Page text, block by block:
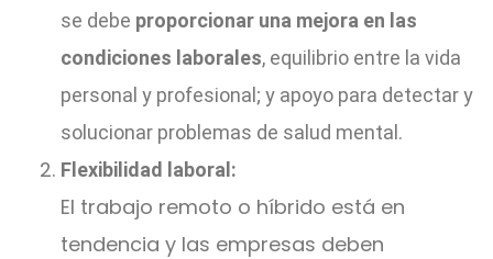
se debe proporcionar una mejora en las
condiciones laborales, equilibrio entre la vida
personal y profesional; y apoyo para detectar y
solucionar problemas de salud mental.
Flexibilidad laboral:
El trabajo remoto o híbrido está en
tendencia y las empresas deben